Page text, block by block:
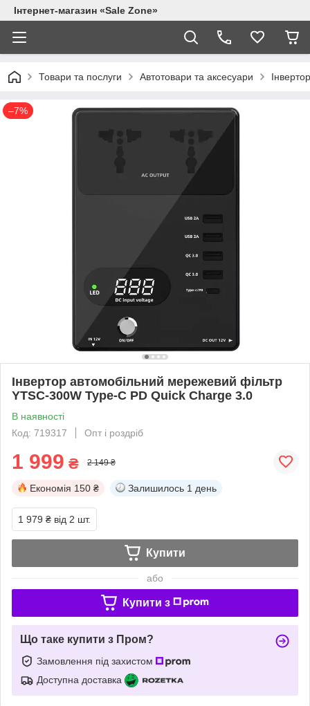
Інтернет-магазин «Sale Zone»
Товари та послуги Автотовари та аксесуари
–7%
Інвертор автомобільний мережевий фільтр
YTSC-300W Type-C PD Quick Charge 3.0
В наявності
Код: 719317
Опт і роздріб
1 999 ₴ 2 149 ₴
Економія 150 ₴ Залишилось 1 день
1 979 ₴ від 2 шт.
Купити
або
Купити з
Що таке купити з Пром?
Замовлення під захистом
Доступна доставка